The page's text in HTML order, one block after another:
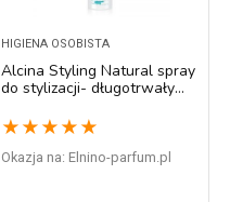
HIGIENA OSOBISTA
Alcina Styling Natural spray
do stylizacji- długotrwały
★ ★ ★ ★ ★
Okazja na: elnino-parfum.pl